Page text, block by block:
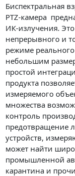
Биспектральная
PTZ-камера
ИК-излучения. Это
непрерывного и
режиме
небольшим
простой
продукта
измеряемого
множества
контроль
предотвращение
устройств,
может найти
промышленной
карантина и